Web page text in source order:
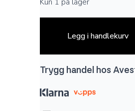
Legg i handlekurv
Trygg handel hos